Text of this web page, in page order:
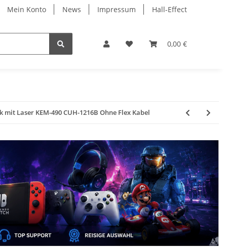
Mein Konto News Impressum Hall-Effect
0,00 €
Laser KEM-490 CUH-1216B Ohne Flex Kabel